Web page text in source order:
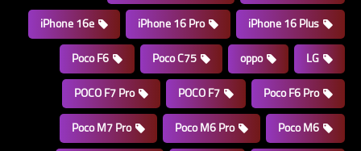
iPhone 16 Plus
iPhone 16 Pro
iPhone 16e
LG
oppo
Poco C75
Poco F6
Poco F6 Pro
POCO F7
POCO F7 Pro
Poco M6
Poco M6 Pro
Poco M7 Pro